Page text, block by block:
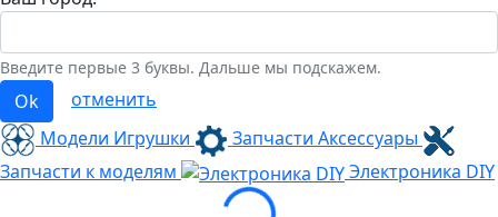
Введите первые 3 буквы. Дальше мы подскажем.
Ok
отменить
Модели Игрушки
Запчасти Аксессуары
Запчасти к моделям
Электроника DIY
Loading...